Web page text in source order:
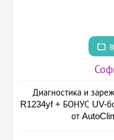
Диагностика и
R1234yf + БОНУС UV-
от